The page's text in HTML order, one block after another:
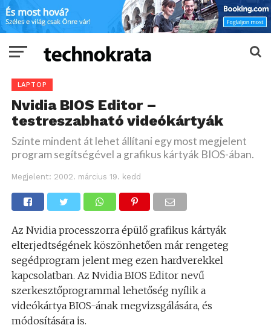
LAPTOP
Nvidia BIOS Editor –
testreszabható videókártyák
Szinte mindent át lehet állítani egy most megjelent
program segítségével a grafikus kártyák BIOS-ában.
Megjelent: 2002. március 19. kedd
Az Nvidia processzorra épülő grafikus kártyák
elterjedtségének köszönhetően már rengeteg
segédprogram jelent meg ezen hardverekkel
kapcsolatban. Az Nvidia BIOS Editor nevű
szerkesztőprogrammal lehetőség nyílik a
videókártya BIOS-ának megvizsgálására, és
módosítására is.